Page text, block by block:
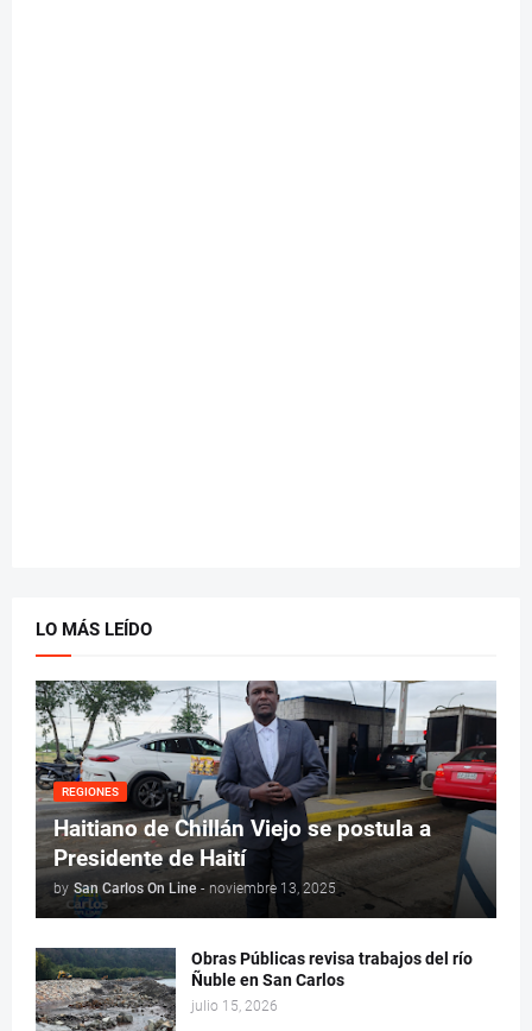
LO MÁS LEÍDO
REGIONES
Haitiano de Chillán Viejo se postula a
Presidente de Haití
by San Carlos On Line - noviembre 13, 2025
Obras Públicas revisa trabajos del río
Ñuble en San Carlos
julio 15, 2026